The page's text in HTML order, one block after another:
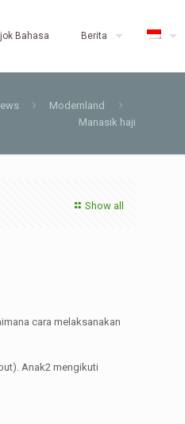
Bahasa Berita
Modernland
Manasik haji
Show all
cara melaksanakan
Anak2 mengikuti